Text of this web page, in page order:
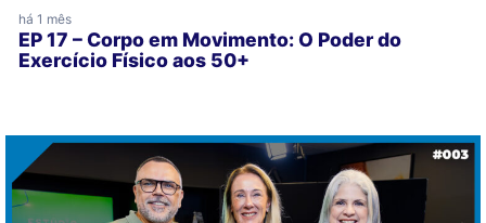
há 1 mês
EP 17 – Corpo em Movimento: O Poder do
Exercício Físico aos 50+